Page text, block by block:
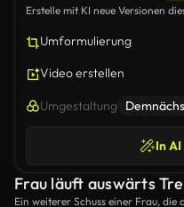
Erstelle mit KI neue Versionen
Umformulierung
Video erstellen
Umgestaltung
In
Frau läuft auswärts
Ein weiterer Schuss einer Frau,